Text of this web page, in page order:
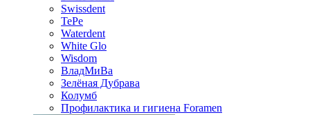
Swissdent
TePe
Waterdent
White Glo
Wisdom
ВладМиВа
Зелёная Дубрава
Колумб
Профилактика и гигиена Foramen